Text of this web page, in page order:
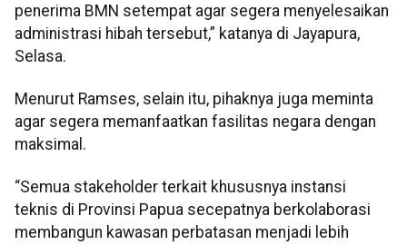
penerima BMN setempat agar segera menyelesaikan
administrasi hibah tersebut,” katanya di Jayapura,
Selasa.
Menurut Ramses, selain itu, pihaknya juga meminta
agar segera memanfaatkan fasilitas negara dengan
maksimal.
“Semua stakeholder terkait khususnya instansi
teknis di Provinsi Papua secepatnya berkolaborasi
membangun kawasan perbatasan menjadi lebih